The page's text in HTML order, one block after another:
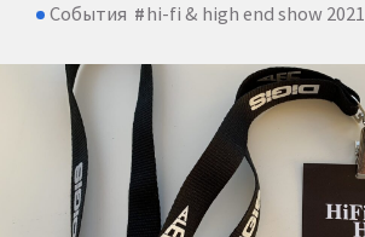
События hi-fi & high end show 2021